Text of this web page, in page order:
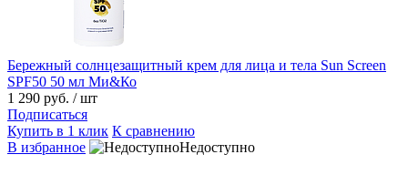
Бережный солнцезащитный крем для лица и тела Sun Screen
SPF50 50 мл Ми&Ко
1 290 руб. / шт
Подписаться
Купить в 1 клик К сравнению
В избранное
Недоступно